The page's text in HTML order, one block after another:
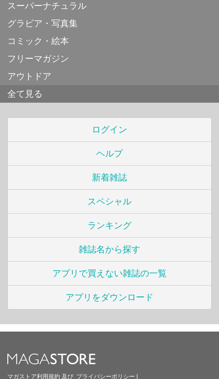
スーパーナチュラル
グラビア・写真集
コミック・絵本
フリーマガジン
アウトドア
全て見る
ログイン
ヘルプ
新着雑誌
スペシャル
ランキング
雑誌名から探す
アプリで買えない雑誌の一覧
アプリをダウンロード
マガストア利用規約 及び プライバシーポリシー